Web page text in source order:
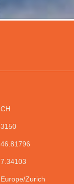
CH
3150
46.81796
7.34103
Europe/Zurich